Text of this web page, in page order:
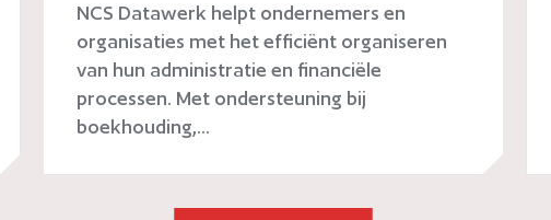
NCS Datawerk helpt ondernemers en
organisaties met het efficiënt organiseren
van hun administratie en financiële
processen. Met ondersteuning bij
boekhouding,...